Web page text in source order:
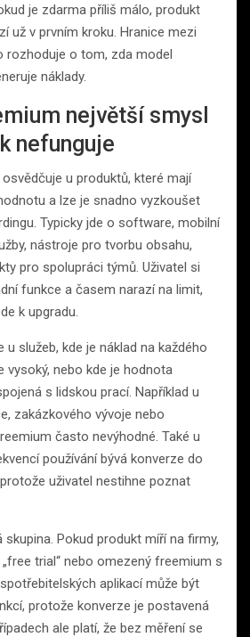
je zdarma příliš málo, produkt
už v prvním kroku. Hranice mezi
rozhoduje o tom, zda model
náklady.
největší smysl
nefunguje
u produktů, které mají
a lze je snadno vyzkoušet
Typicky jde o software, mobilní
nástroje pro tvorbu obsahu,
pro spolupráci týmů. Uživatel si
funkce a časem narazí na limit,
k upgradu.
u služeb, kde je náklad na každého
vysoký, nebo kde je hodnota
s lidskou prací. Například u
zakázkového vývoje nebo
často nevýhodné. Také u
používání bývá konverze do
uživatel nestihne poznat
Pokud produkt míří na firmy,
trial“ nebo omezený freemium s
aplikací může být
protože konverze je postavená
ale platí, že bez měření se